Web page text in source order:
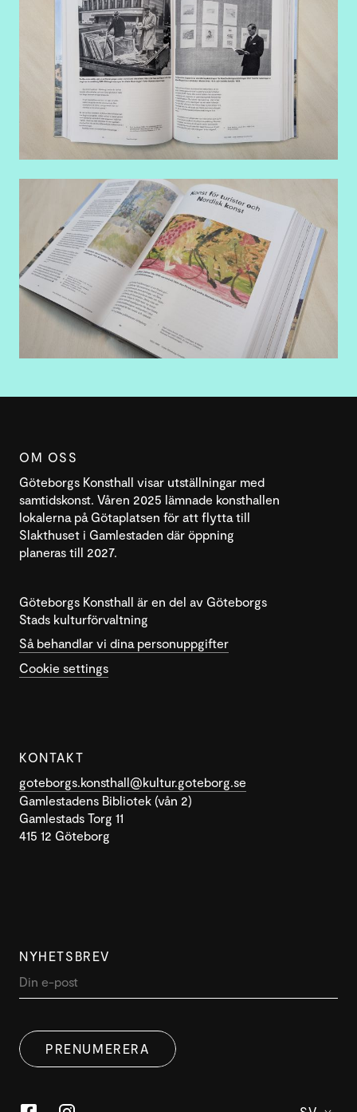
OM OSS
Göteborgs Konsthall visar utställningar med
samtidskonst. Våren 2025 lämnade konsthallen
lokalerna på Götaplatsen för att flytta till
Slakthuset i Gamlestaden där öppning
planeras till 2027.
Göteborgs Konsthall är en del av Göteborgs
Stads kulturförvaltning
Så behandlar vi dina personuppgifter
Cookie settings
KONTAKT
goteborgs.konsthall@kultur.goteborg.se
Gamlestadens Bibliotek (vån 2)
Gamlestads Torg 11
415 12 Göteborg
NYHETSBREV
PRENUMERERA
COOKIES
webbplats samtycker du till alla cookies i enlighet med